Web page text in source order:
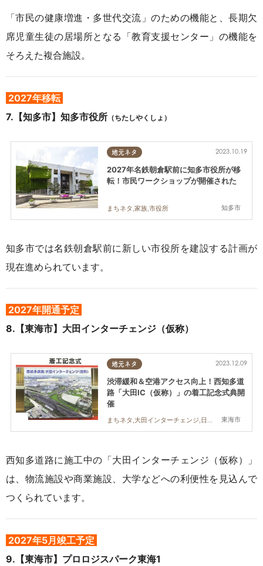
「市民の健康増進・多世代交流」のための機能と、長期欠
席児童生徒の居場所となる「教育支援センター」の機能を
そろえた複合施設。
2027年移転
7.【知多市】知多市役所 （ちたしやくしょ）
地元ネタ
知多市
2023.10.19
2027年名鉄朝倉駅前に知多市役所が移
転！市民ワークショップが開催された
まちネタ,家族,市役所
知多市では名鉄朝倉駅前に新しい市役所を建設する計画が
現在進められています。
2027年開通予定
8.【東海市】大田インターチェンジ （仮称）
地元ネタ
東海市
2023.12.09
渋滞緩和＆空港アクセス向上！西知多道
路「大田IC（仮称）」の着工記念式典開
催
まちネタ,大田インターチェンジ,日本福祉大学
西知多道路に施工中の「大田インターチェンジ（仮称）」
は、物流施設や商業施設、大学などへの利便性を見込んで
つくられています。
2027年5月竣工予定
9.【東海市】 プロロジスパーク東海1